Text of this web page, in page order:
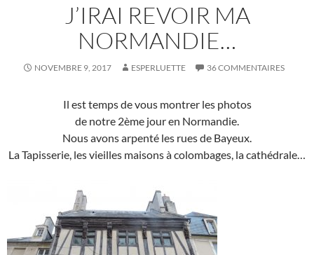
J’IRAI REVOIR MA
NORMANDIE…
NOVEMBRE 9, 2017 ESPERLUETTE 36 COMMENTAIRES
Il est temps de vous montrer les photos
de notre 2ème jour en Normandie.
Nous avons arpenté les rues de Bayeux.
La Tapisserie, les vieilles maisons à colombages, la cathédrale…